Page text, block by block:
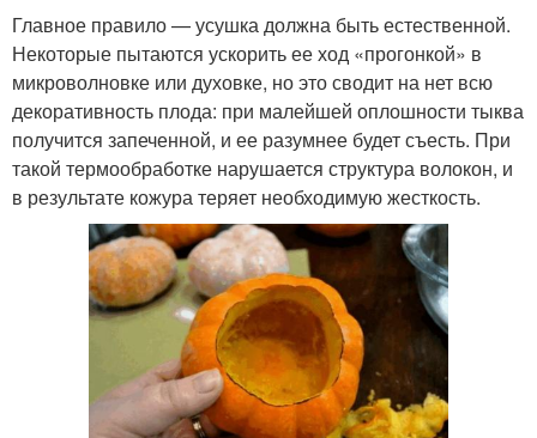
Главное правило — усушка должна быть естественной.
Некоторые пытаются ускорить ее ход «прогонкой» в
микроволновке или духовке, но это сводит на нет всю
декоративность плода: при малейшей оплошности тыква
получится запеченной, и ее разумнее будет съесть. При
такой термообработке нарушается структура волокон, и
в результате кожура теряет необходимую жесткость.